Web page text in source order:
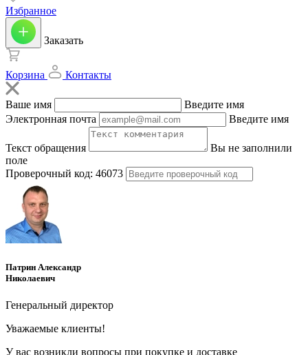
Избранное
Заказать
Корзина Контакты
Ваше имя
Введите имя
Электронная почта
Введите имя
Текст обращения
Вы не заполнили
поле
Проверочный код: 46073
Патрин Александр
Николаевич
Генеральный директор
Уважаемые клиенты!
У вас возникли вопросы при покупке и доставке